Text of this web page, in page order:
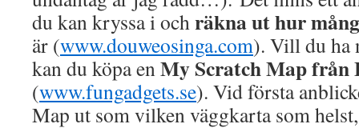
du kan kryssa i ochräkna ut hur
är (www.douweosinga.com). Vill du ha
kan du köpa enMy Scratch Map från
(www.fungadgets.se). Vid första
Map ut som vilken väggkarta som